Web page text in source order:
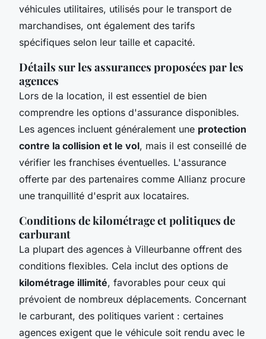
véhicules utilitaires, utilisés pour le transport de
marchandises, ont également des tarifs
spécifiques selon leur taille et capacité.
Détails sur les assurances proposées par les
agences
Lors de la location, il est essentiel de bien
comprendre les options d'assurance disponibles.
Les agences incluent généralement une protection
contre la collision et le vol, mais il est conseillé de
vérifier les franchises éventuelles. L'assurance
offerte par des partenaires comme Allianz procure
une tranquillité d'esprit aux locataires.
Conditions de kilométrage et politiques de
carburant
La plupart des agences à Villeurbanne offrent des
conditions flexibles. Cela inclut des options de
kilométrage illimité, favorables pour ceux qui
prévoient de nombreux déplacements. Concernant
le carburant, des politiques varient : certaines
agences exigent que le véhicule soit rendu avec le